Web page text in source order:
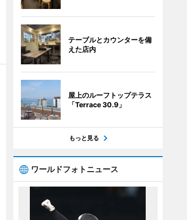
テーブルとカウンターを備
えた店内
屋上のルーフトップテラス
「Terrace 30.9」
もっと見る
ワールドフォトニュース